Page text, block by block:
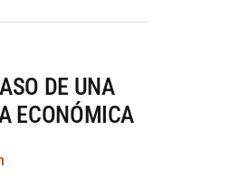
DE UNA
ECONÓMICA